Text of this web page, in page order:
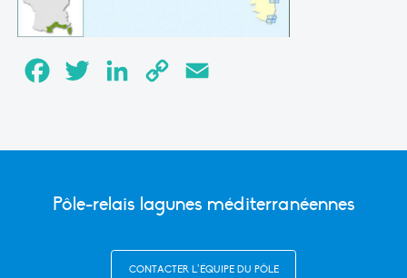
FacebookTwitter LinkedInCopy
Pôle-relais lagunes méditerranéennes
CONTACTER L’ÉQUIPE DU PÔLE